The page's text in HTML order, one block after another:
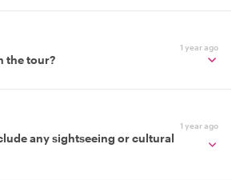
1 year ago
the tour?
1 year ago
any sightseeing or cultural